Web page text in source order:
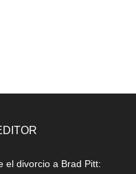
el divorcio a Brad Pitt: